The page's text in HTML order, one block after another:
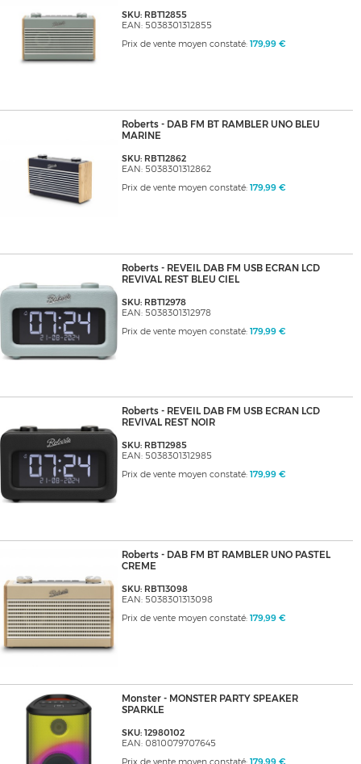
SKU: RBT12855
EAN: 5038301312855
Prix de vente moyen constaté: 179,99 €
Roberts - DAB FM BT RAMBLER UNO BLEU
MARINE
SKU: RBT12862
EAN: 5038301312862
Prix de vente moyen constaté: 179,99 €
Roberts - REVEIL DAB FM USB ECRAN LCD
REVIVAL REST BLEU CIEL
SKU: RBT12978
EAN: 5038301312978
Prix de vente moyen constaté: 179,99 €
Roberts - REVEIL DAB FM USB ECRAN LCD
REVIVAL REST NOIR
SKU: RBT12985
EAN: 5038301312985
Prix de vente moyen constaté: 179,99 €
Roberts - DAB FM BT RAMBLER UNO PASTEL
CREME
SKU: RBT13098
EAN: 5038301313098
Prix de vente moyen constaté: 179,99 €
Monster - MONSTER PARTY SPEAKER
SPARKLE
SKU: 12980102
EAN: 0810079707645